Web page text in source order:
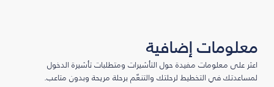
معلومات إضافية
اعثر على معلومات مفيدة حول التأشيرات ومتطلبات تأشيرة الدخول
لمساعدتك في التخطيط لرحلتك والتنعّم برحلة مريحة وبدون متاعب.